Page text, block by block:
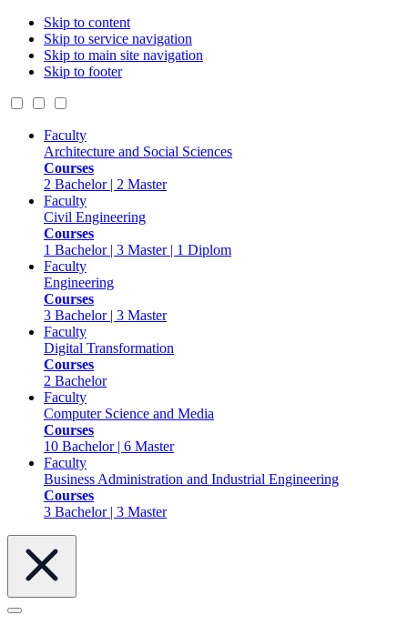
Skip to content
Skip to service navigation
Skip to main site navigation
Skip to footer
Faculty
Architecture and Social Sciences
Courses
2 Bachelor | 2 Master
Faculty
Civil Engineering
Courses
1 Bachelor | 3 Master | 1 Diplom
Faculty
Engineering
Courses
3 Bachelor | 3 Master
Faculty
Digital Transformation
Courses
2 Bachelor
Faculty
Computer Science and Media
Courses
10 Bachelor | 6 Master
Faculty
Business Administration and Industrial Engineering
Courses
3 Bachelor | 3 Master